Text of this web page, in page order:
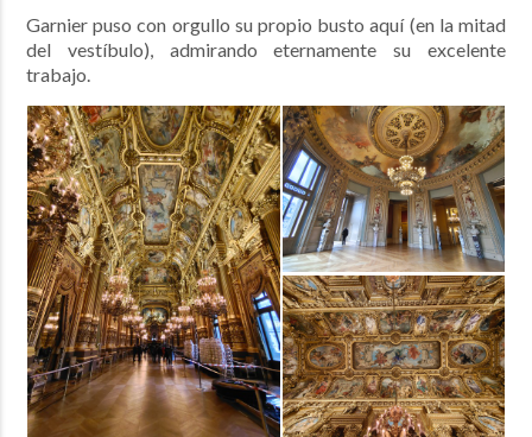
Garnier puso con orgullo su propio busto aquí (en la mitad
del vestíbulo), admirando eternamente su excelente
trabajo.